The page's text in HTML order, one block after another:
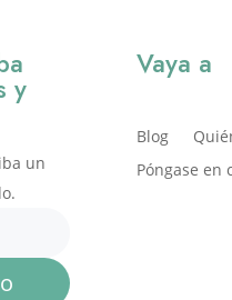
y
un
Vaya a
Blog
Póngase en